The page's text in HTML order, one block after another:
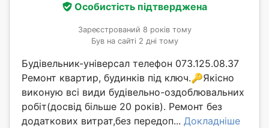
Особистість підтверджена
Зареєстрований 8 років тому
Був на сайті 2 дні тому
Будівельник-універсал телефон 073.125.08.37
Ремонт квартир, будинків під ключ.🔑Якісно
виконую всі види будівельно-оздоблювальних
робіт(досвід більше 20 років). Ремонт без
додаткових витрат,без передоп... Докладніше